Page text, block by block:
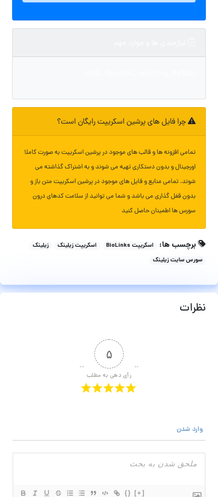
چرا فایل های پرشین اسکریپت رایگان است؟
تمامی افزونه ها و قالب های موجود در پرشین اسکریپت به صورت کاملا
اورجینال و بدون دستکاری تهیه می شوند و به اشتراک گذاشته می
شوند. تمامی منابع و فایل های موجود در پرشین اسکریپت متن باز و
بدون قفل گذاری می باشد و شما می توانید از سلامت کدهای درون
سورس ها اطمینان حاصل کنید
برچسب ها: اسکریپت BioLinks اسکریپت زیلینک
زیلینک
سورس سایت زیلینک
نظرات
۵
رأی دهی به مطلب
وارد شدن
{} [+]